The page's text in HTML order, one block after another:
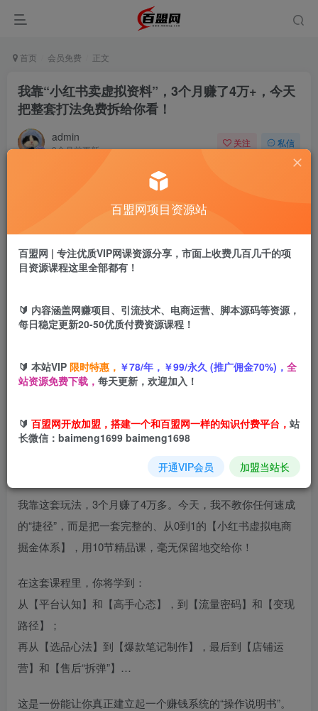
首页 会员免费 正文
我靠“小红书卖虚拟资料”，3个月赚了4万+，今天
把整套打法免费拆给你看！
admin
9个月前更新
关注 私信
盟币 9.9
立即购买
朋友，你可能不知道，小红书是目前普通人做“虚拟电商”最
我靠这套玩法，3个月赚了4万多。今天，我不教你任何速成
的“捷径”，而是把一套完整的、从0到1的【小红书虚拟电商
掘金体系】，用10节精品课，毫无保留地交给你！
在这套课程里，你将学到：
从【平台认知】和【高手心态】，到【流量密码】和【变现
路径】；
再从【选品心法】到【爆款笔记制作】，最后到【店铺运
营】和【售后“拆弹”】…
这是一份能让你真正建立起一个赚钱系统的“操作说明书”。
百盟网项目资源站
百盟网 | 专注优质VIP网课资源分享，市面上收费几百几千的项
目资源课程这里全部都有！
🔰 内容涵盖网赚项目、引流技术、电商运营、脚本源码等资源，
每日稳定更新20-50优质付费资源课程！
🔰 本站VIP 限时特惠， ￥78/年，￥99/永久 (推广佣金70%)， 全
站资源免费下载， 每天更新，欢迎加入！
🔰 百盟网开放加盟，搭建一个和百盟网一样的知识付费平台， 站
长微信：baimeng1699 baimeng1698
开通VIP会员 加盟当站长